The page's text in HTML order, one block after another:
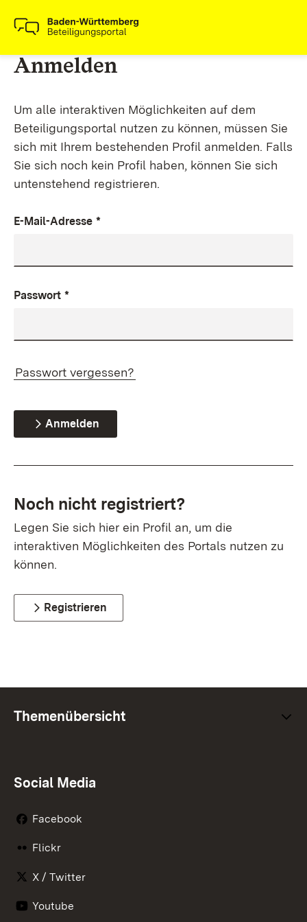
Anmelden
Um alle interaktiven Möglichkeiten auf dem
Beteiligungsportal nutzen zu können, müssen Sie
sich mit Ihrem bestehenden Profil anmelden. Falls
Sie sich noch kein Profil haben, können Sie sich
untenstehend registrieren.
E-Mail-Adresse *
Passwort *
Passwort vergessen?
Anmelden
Noch nicht registriert?
Legen Sie sich hier ein Profil an, um die
interaktiven Möglichkeiten des Portals nutzen zu
können.
Registrieren
Themenübersicht
Social Media
Facebook
Flickr
X / Twitter
Youtube